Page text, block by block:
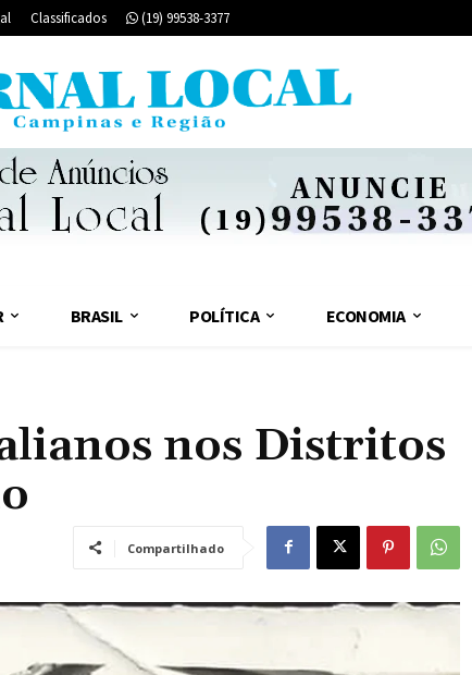
Classificados (19) 99538-3377
BRASIL POLÍTICA ECONOMIA
nos Distritos
Compartilhado